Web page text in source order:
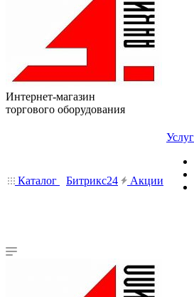
Интернет-магазин
торгового оборудования
Каталог Битрикс24 Акции